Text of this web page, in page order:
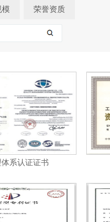
模 荣誉资质
系认证证书